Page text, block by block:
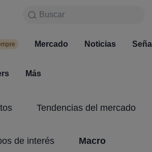
Buscar
Gratis para siempre Mercado
Productos
Mercado Noticias
Más
Tendencias del mercado
de interés Macro